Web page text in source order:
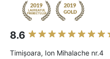
8.6
Timişoara, Ion Mihalache nr.4